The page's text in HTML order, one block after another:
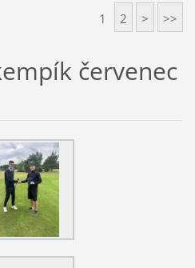
1 2 > >>
červenec